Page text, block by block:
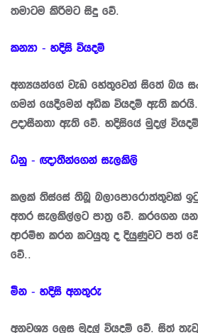
තමාටම කිරීමට සිදු වේ.
කන්‍යා - හදිසි වියදම්
අන්‍යයන්ගේ වැඩ හේතුවෙන් සිතේ බය
ගමන් යෙදීමෙන් අධික වියදම් ඇති කරයි.
උදාසීනතා ඇති වේ. හදිසියේ මුදල්
ධනු - ඥාතීන්ගෙන් සැලකිලි
කලක් තිස්සේ තිබූ බලාපොරොත්තුවක් ඉටු
අතර සැලකිල්ලට පාත්‍ර වේ. කරගෙන
ආරම්භ කරන කටයුතු ද දියුණුවට පත්
වේ..
මීන - හදිසි අනතුරු
අනවශ්‍ය ලෙස මුදල් වියදම් වේ. සිත්